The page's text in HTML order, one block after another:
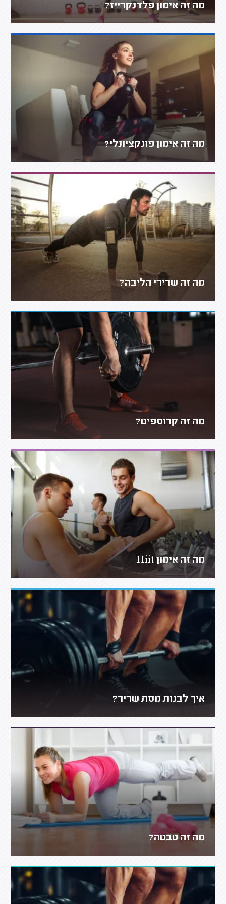
מה זה אימון פלדנקרייז?
מה זה אימון פונקציונלי?
מה זה שרירי הליבה?
מה זה קרוספיט?
מה זה אימון Hiit
איך לבנות מסת שריר?
מה זה טבטה?